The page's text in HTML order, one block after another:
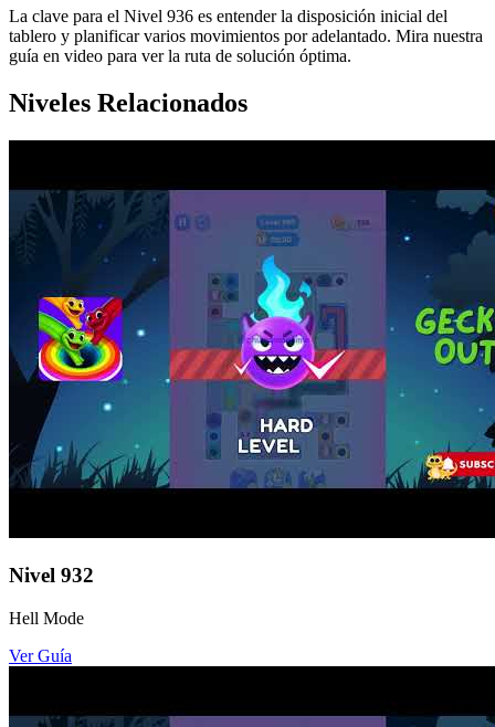
La clave para el Nivel 936 es entender la disposición inicial del
tablero y planificar varios movimientos por adelantado. Mira nuestra
guía en video para ver la ruta de solución óptima.
Niveles Relacionados
Nivel 932
Hell Mode
Ver Guía